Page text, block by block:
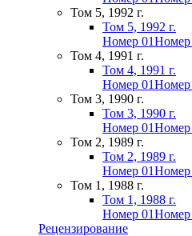
Том 5, 1992 г.
Том 5, 1992 г.
Номер 01Номер
Том 4, 1991 г.
Том 4, 1991 г.
Номер 01Номер
Том 3, 1990 г.
Том 3, 1990 г.
Номер 01Номер
Том 2, 1989 г.
Том 2, 1989 г.
Номер 01Номер
Том 1, 1988 г.
Том 1, 1988 г.
Номер 01Номер
Рецензирование